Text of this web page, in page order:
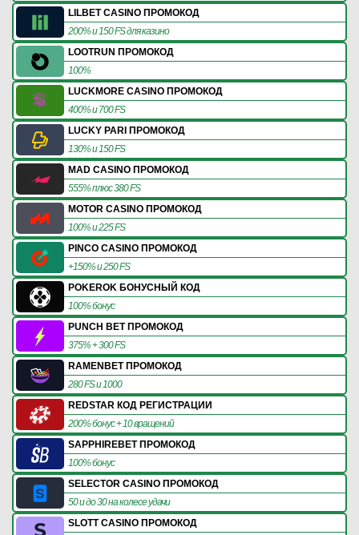
LILBET CASINO ПРОМОКОД
200% и 150 FS для казино
LOOTRUN ПРОМОКОД
100%
LUCKMORE CASINO ПРОМОКОД
400% и 700 FS
LUCKY PARI ПРОМОКОД
130% и 150 FS
MAD CASINO ПРОМОКОД
555% плюс 380 FS
MOTOR CASINO ПРОМОКОД
100% и 225 FS
PINCO CASINO ПРОМОКОД
+150% и 250 FS
POKEROK БОНУСНЫЙ КОД
100% бонус
PUNCH BET ПРОМОКОД
375% + 300 FS
RAMENBET ПРОМОКОД
280 FS и 1000
REDSTAR КОД РЕГИСТРАЦИИ
200% бонус + 10 вращений
SAPPHIREBET ПРОМОКОД
100% бонус
SELECTOR CASINO ПРОМОКОД
50 и до 30 на колесе удачи
SLOTT CASINO ПРОМОКОД